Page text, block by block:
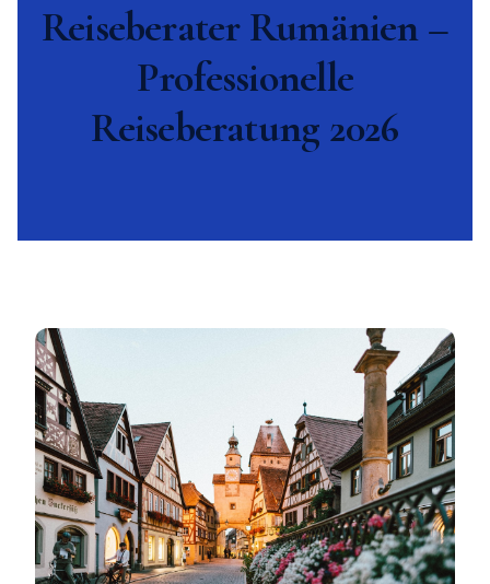
Reiseberater Rumänien –
Professionelle
Reiseberatung 2026